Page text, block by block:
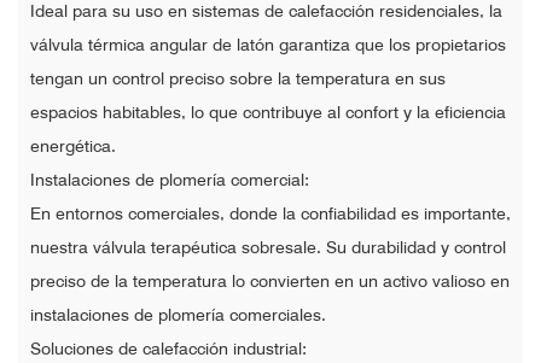
Ideal para su uso en sistemas de calefacción residenciales, la
válvula térmica angular de latón garantiza que los propietarios
tengan un control preciso sobre la temperatura en sus
espacios habitables, lo que contribuye al confort y la eficiencia
energética.
Instalaciones de plomería comercial:
En entornos comerciales, donde la confiabilidad es importante,
nuestra válvula terapéutica sobresale. Su durabilidad y control
preciso de la temperatura lo convierten en un activo valioso en
instalaciones de plomería comerciales.
Soluciones de calefacción industrial: